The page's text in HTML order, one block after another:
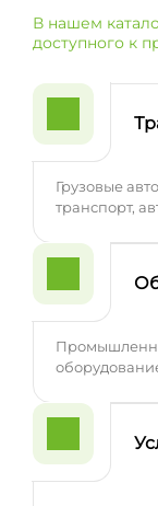
В нашем
доступного к
Грузовые
транспорт,